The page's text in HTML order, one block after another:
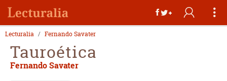
Lecturalia Fernando Savater
Tauroética
Fernando Savater